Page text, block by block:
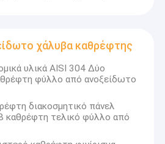
χάλυβα καθρέφτης
υλικά AISI 304 Δύο
φύλλο από ανοξείδωτο
διακοσμητικό πάνελ
τελικό φύλλο από